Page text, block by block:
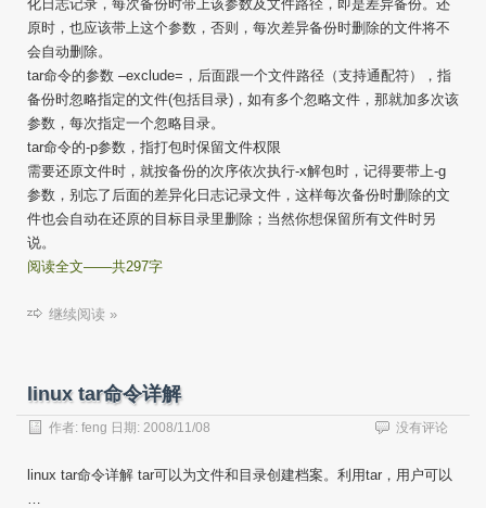
化日志记录，每次备份时带上该参数及文件路径，即是差异备份。还
原时，也应该带上这个参数，否则，每次差异备份时删除的文件将不
会自动删除。
tar命令的参数 –exclude=，后面跟一个文件路径（支持通配符），指
备份时忽略指定的文件(包括目录)，如有多个忽略文件，那就加多次该
参数，每次指定一个忽略目录。
tar命令的-p参数，指打包时保留文件权限
需要还原文件时，就按备份的次序依次执行-x解包时，记得要带上-g
参数，别忘了后面的差异化日志记录文件，这样每次备份时删除的文
件也会自动在还原的目标目录里删除；当然你想保留所有文件时另
说。
阅读全文——共297字
继续阅读 »
linux tar命令详解
作者: feng 日期: 2008/11/08 没有评论
linux tar命令详解 tar可以为文件和目录创建档案。利用tar，用户可以
…